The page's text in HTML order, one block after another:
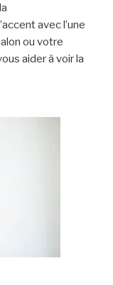
avec l’une
ou votre
aider à voir la